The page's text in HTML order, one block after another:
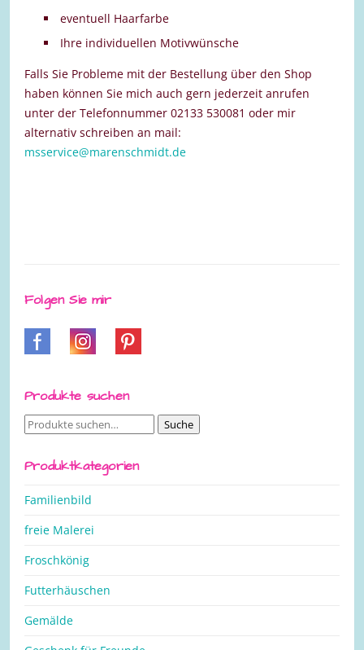
eventuell Haarfarbe
Ihre individuellen Motivwünsche
Falls Sie Probleme mit der Bestellung über den Shop
haben können Sie mich auch gern jederzeit anrufen
unter der Telefonnummer 02133 530081 oder mir
alternativ schreiben an mail:
msservice@marenschmidt.de
Folgen Sie mir
Produkte suchen
Suche
Suche
Produktkategorien
Familienbild
freie Malerei
Froschkönig
Futterhäuschen
Gemälde